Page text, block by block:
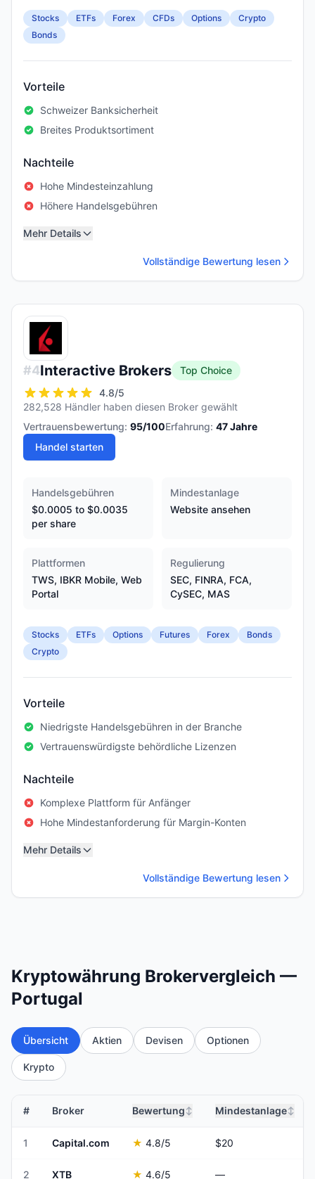
Stocks ETFs Forex CFDs Options
Crypto
Bonds
Vorteile
Schweizer Banksicherheit
Breites Produktsortiment
Nachteile
Hohe Mindesteinzahlung
Höhere Handelsgebühren
Mehr Details
Vollständige Bewertung lesen
#4Interactive Brokers
Top Choice
4.8/5
282,528 Händler haben diesen Broker gewählt
Vertrauensbewertung: 95/100Erfahrung: 47Jahre
Handel starten
Handelsgebühren
$0.0005 to $0.0035
per share
Mindestanlage
Website ansehen
Plattformen
TWS, IBKR Mobile, Web
Portal
Regulierung
SEC, FINRA, FCA,
CySEC, MAS
Stocks ETFs Options Futures Forex
Bonds
Crypto
Vorteile
Niedrigste Handelsgebühren in der Branche
Vertrauenswürdigste behördliche Lizenzen
Nachteile
Komplexe Plattform für Anfänger
Hohe Mindestanforderung für Margin-Konten
Mehr Details
Vollständige Bewertung lesen
Kryptowährung Brokervergleich —
Portugal
Übersicht Aktien Devisen Optionen
Krypto
# Broker Bewertung ↕ Mindestanlage↕
1 Capital.com ★ 4.8/5 $20
2 XTB ★ 4.6/5 —